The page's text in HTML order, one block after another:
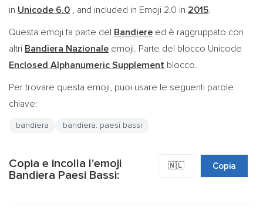
in Unicode 6.0 , and included in Emoji 2.0 in 2015.
Questa emoji fa parte del Bandiere ed è raggruppato con
altri Bandiera Nazionale emoji. Parte del blocco Unicode
Enclosed Alphanumeric Supplement blocco.
Per trovare questa emoji, puoi usare le seguenti parole
chiave:
bandiera bandiera: paesi bassi
Copia e incolla l'emoji
Bandiera Paesi Bassi:
🇳🇱 Copia